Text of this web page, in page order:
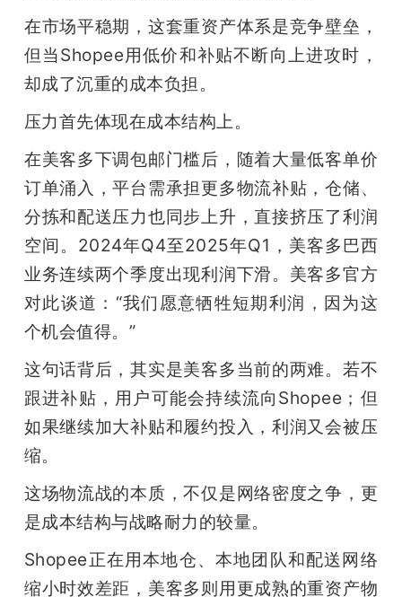
在市场平稳期，这套重资产体系是竞争壁垒，
但当Shopee用低价和补贴不断向上进攻时，
却成了沉重的成本负担。
压力首先体现在成本结构上。
在美客多下调包邮门槛后，随着大量低客单价
订单涌入，平台需承担更多物流补贴，仓储、
分拣和配送压力也同步上升，直接挤压了利润
空间。2024年Q4至2025年Q1，美客多巴西
业务连续两个季度出现利润下滑。美客多官方
对此谈道：“我们愿意牺牲短期利润，因为这
个机会值得。”
这句话背后，其实是美客多当前的两难。若不
跟进补贴，用户可能会持续流向Shopee；但
如果继续加大补贴和履约投入，利润又会被压
缩。
这场物流战的本质，不仅是网络密度之争，更
是成本结构与战略耐力的较量。
Shopee正在用本地仓、本地团队和配送网络
缩小时效差距，美客多则用更成熟的重资产物